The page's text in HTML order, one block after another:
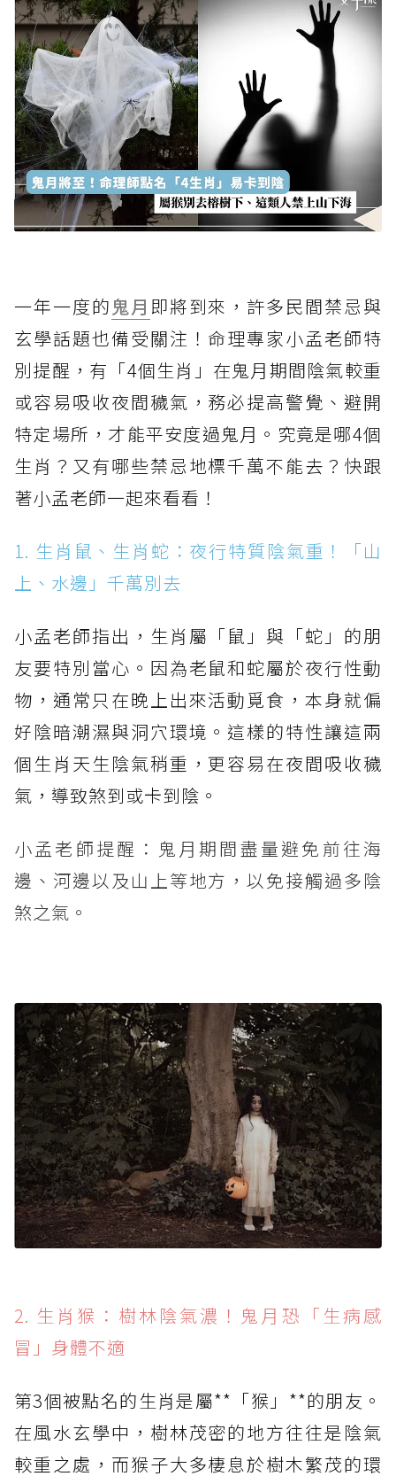
一年一度的 鬼月 即將到來，許多民間禁忌與
玄學話題也備受關注！命理專家小孟老師特
別提醒，有「4個生肖」在鬼月期間陰氣較重
或容易吸收夜間穢氣，務必提高警覺、避開
特定場所，才能平安度過鬼月。究竟是哪4個
生肖？又有哪些禁忌地標千萬不能去？快跟
著小孟老師一起來看看！
1. 生肖鼠、生肖蛇：夜行特質陰氣重！「山
上、水邊」千萬別去
小孟老師指出，生肖屬「鼠」與「蛇」的朋
友要特別當心。因為老鼠和蛇屬於夜行性動
物，通常只在晚上出來活動覓食，本身就偏
好陰暗潮濕與洞穴環境。這樣的特性讓這兩
個生肖天生陰氣稍重，更容易在夜間吸收穢
氣，導致煞到或卡到陰。
小孟老師提醒：鬼月期間盡量避免前往海
邊、河邊以及山上等地方，以免接觸過多陰
煞之氣。
2. 生肖猴：樹林陰氣濃！鬼月恐「生病感
冒」身體不適
第3個被點名的生肖是屬**「猴」**的朋友。
在風水玄學中，樹林茂密的地方往往是陰氣
較重之處，而猴子大多棲息於樹木繁茂的環